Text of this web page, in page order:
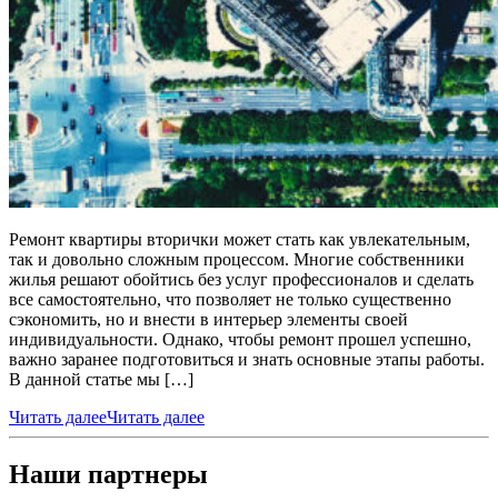
Ремонт квартиры вторички может стать как увлекательным,
так и довольно сложным процессом. Многие собственники
жилья решают обойтись без услуг профессионалов и сделать
все самостоятельно, что позволяет не только существенно
сэкономить, но и внести в интерьер элементы своей
индивидуальности. Однако, чтобы ремонт прошел успешно,
важно заранее подготовиться и знать основные этапы работы.
В данной статье мы […]
Читать далееЧитать далее
Наши партнеры